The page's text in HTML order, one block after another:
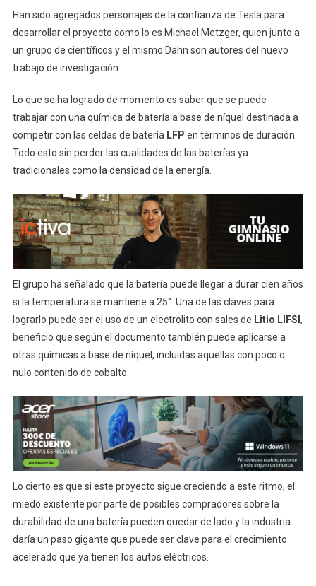
Han sido agregados personajes de la confianza de Tesla para
desarrollar el proyecto como lo es Michael Metzger, quien junto a
un grupo de científicos y el mismo Dahn son autores del nuevo
trabajo de investigación.
Lo que se ha logrado de momento es saber que se puede
trabajar con una química de batería a base de níquel destinada a
competir con las celdas de batería LFP en términos de duración.
Todo esto sin perder las cualidades de las baterías ya
tradicionales como la densidad de la energía.
El grupo ha señalado que la batería puede llegar a durar cien años
si la temperatura se mantiene a 25°. Una de las claves para
lograrlo puede ser el uso de un electrolito con sales de Litio LIFSI ,
beneficio que según el documento también puede aplicarse a
otras químicas a base de níquel, incluidas aquellas con poco o
nulo contenido de cobalto.
Lo cierto es que si este proyecto sigue creciendo a este ritmo, el
miedo existente por parte de posibles compradores sobre la
durabilidad de una batería pueden quedar de lado y la industria
daría un paso gigante que puede ser clave para el crecimiento
acelerado que ya tienen los autos eléctricos.